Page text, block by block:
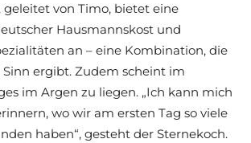
geleitet von Timo, bietet eine
Hausmannskost und
an – eine Kombination, die
ergibt. Zudem scheint im
im Argen zu liegen. „Ich kann mich
wo wir am ersten Tag so viele
haben“, gesteht der Sternekoch.